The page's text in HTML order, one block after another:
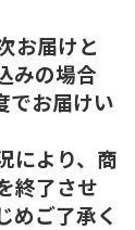
お届けと
みの場合
でお届けい
により、商
終了させ
めご了承く